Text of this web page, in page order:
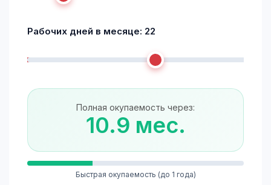
Рабочих дней в месяце: 22
Полная окупаемость через:
10.9 мес.
Быстрая окупаемость (до 1 года)